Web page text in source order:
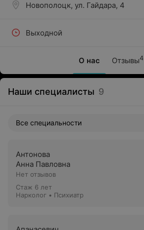
О нас Отзывы4
Новополоцк, ул. Гайдара, 4
Выходной
Наши специалисты 9
Все специальности
Антонова
Анна Павловна
Нет отзывов
Стаж 6 лет
Нарколог • Психиатр